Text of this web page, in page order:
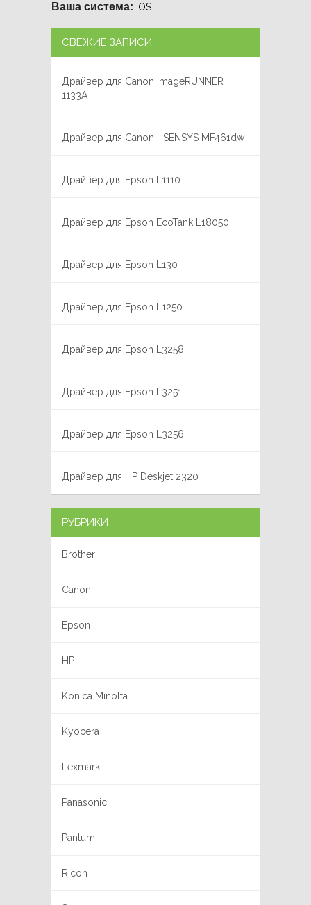
Ваша система: iOS
СВЕЖИЕ ЗАПИСИ
Драйвер для Canon imageRUNNER
1133A
Драйвер для Canon i-SENSYS MF461dw
Драйвер для Epson L1110
Драйвер для Epson EcoTank L18050
Драйвер для Epson L130
Драйвер для Epson L1250
Драйвер для Epson L3258
Драйвер для Epson L3251
Драйвер для Epson L3256
Драйвер для HP Deskjet 2320
РУБРИКИ
Brother
Canon
Epson
HP
Konica Minolta
Kyocera
Lexmark
Panasonic
Pantum
Ricoh